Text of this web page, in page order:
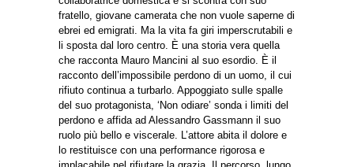
fratello, giovane camerata che non vuole saperne di
ebrei ed emigrati. Ma la vita fa giri imperscrutabili e
li sposta dal loro centro. È una storia vera quella
che racconta Mauro Mancini al suo esordio. È il
racconto dell’impossibile perdono di un uomo, il cui
rifiuto continua a turbarlo. Appoggiato sulle spalle
del suo protagonista, ‘Non odiare’ sonda i limiti del
perdono e affida ad Alessandro Gassmann il suo
ruolo più bello e viscerale. L’attore abita il dolore e
lo restituisce con una performance rigorosa e